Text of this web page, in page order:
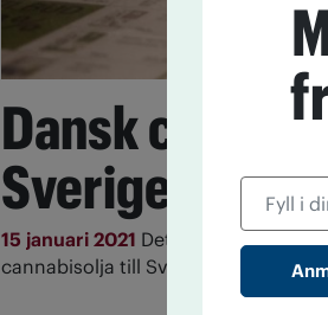
Dansk
Sverige
15 januari 2021 Det danska
cannabisolja till Sverige i